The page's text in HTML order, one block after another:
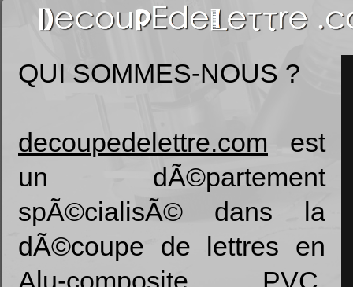
QUI SOMMES-NOUS ?
decoupedelettre.com est
un dÃ©partement
spÃ©cialisÃ© dans la
dÃ©coupe de lettres en
Alu-composite, PVC,